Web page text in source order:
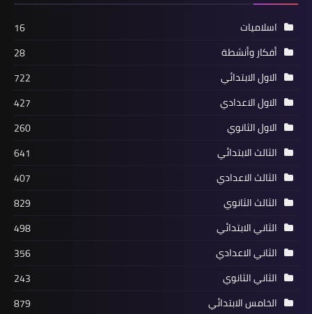
اسلاميات
16
أفكار وأنشطة
28
الاول الابتدائي
722
الاول الاعدادي
427
الاول الثانوي
260
الثالث الابتدائي
641
الثالث الاعدادي
407
الثالث الثانوي
829
الثاني الابتدائي
498
الثاني الاعدادي
356
الثاني الثانوي
243
الخامس الابتدائي
879